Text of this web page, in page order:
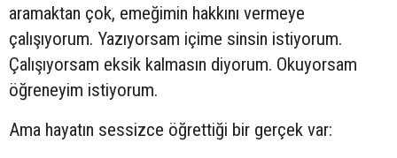
aramaktan çok, emeğimin hakkını vermeye
çalışıyorum. Yazıyorsam içime sinsin istiyorum.
Çalışıyorsam eksik kalmasın diyorum. Okuyorsam
öğreneyim istiyorum.
Ama hayatın sessizce öğrettiği bir gerçek var: